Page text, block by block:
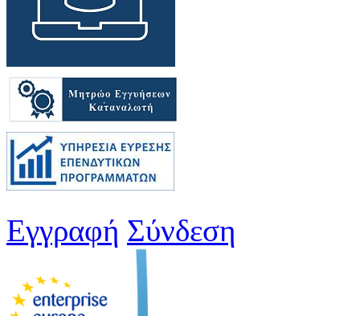
Εγγραφή Σύνδεση